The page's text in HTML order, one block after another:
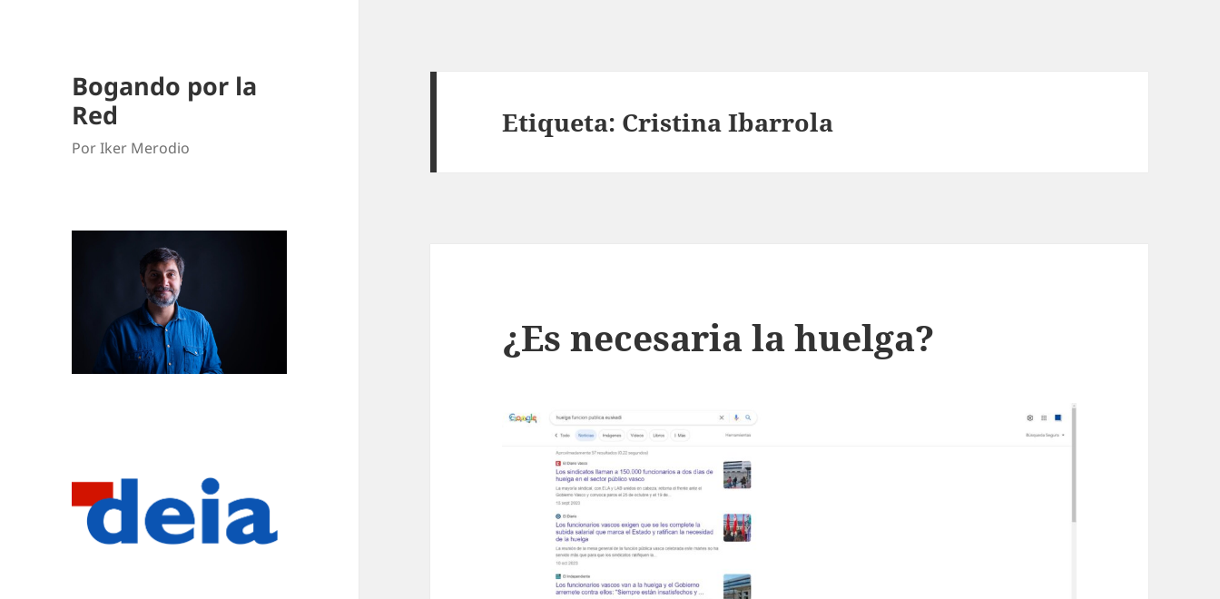
Bogando por la
Red
Por Iker Merodio
Etiqueta: Cristina Ibarrola
¿Es necesaria la huelga?